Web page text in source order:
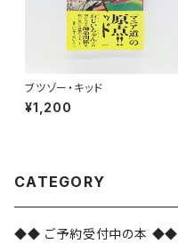
ブツゾー・キッド
¥1,200
CATEGORY
◆◆ ご予約受付中の本 ◆◆